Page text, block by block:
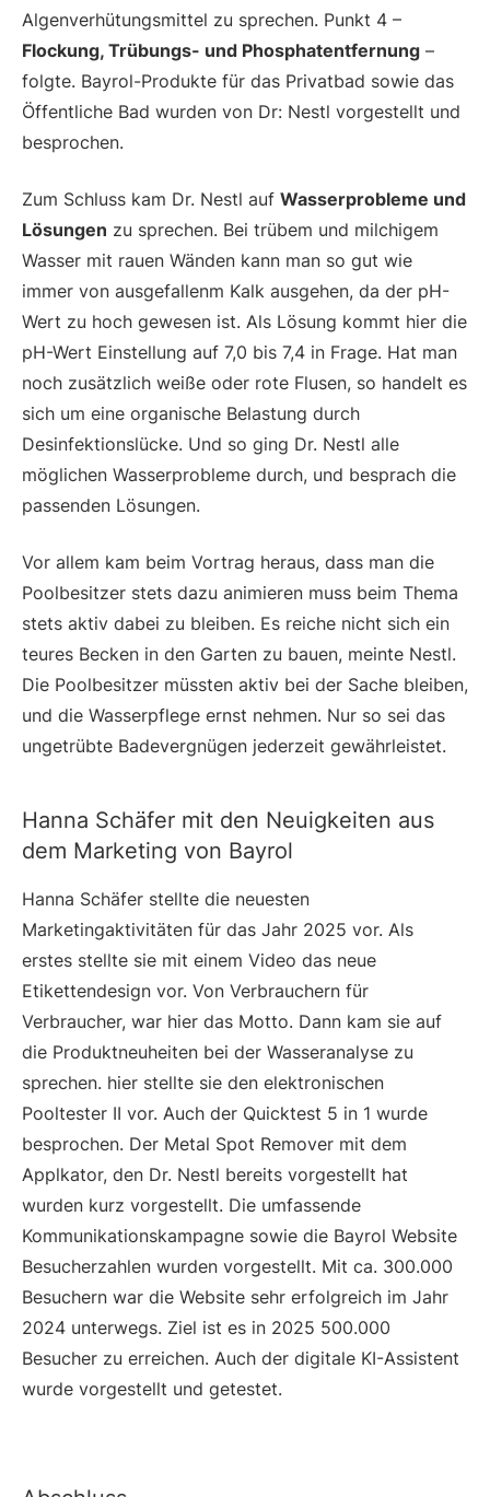
Algenverhütungsmittel zu sprechen. Punkt 4 –
Flockung, Trübungs- und Phosphatentfernung –
folgte. Bayrol-Produkte für das Privatbad sowie das
Öffentliche Bad wurden von Dr: Nestl vorgestellt und
besprochen.
Zum Schluss kam Dr. Nestl auf Wasserprobleme und
Lösungen zu sprechen. Bei trübem und milchigem
Wasser mit rauen Wänden kann man so gut wie
immer von ausgefallenm Kalk ausgehen, da der pH-
Wert zu hoch gewesen ist. Als Lösung kommt hier die
pH-Wert Einstellung auf 7,0 bis 7,4 in Frage. Hat man
noch zusätzlich weiße oder rote Flusen, so handelt es
sich um eine organische Belastung durch
Desinfektionslücke. Und so ging Dr. Nestl alle
möglichen Wasserprobleme durch, und besprach die
passenden Lösungen.
Vor allem kam beim Vortrag heraus, dass man die
Poolbesitzer stets dazu animieren muss beim Thema
stets aktiv dabei zu bleiben. Es reiche nicht sich ein
teures Becken in den Garten zu bauen, meinte Nestl.
Die Poolbesitzer müssten aktiv bei der Sache bleiben,
und die Wasserpflege ernst nehmen. Nur so sei das
ungetrübte Badevergnügen jederzeit gewährleistet.
Hanna Schäfer mit den Neuigkeiten aus
dem Marketing von Bayrol
Hanna Schäfer stellte die neuesten
Marketingaktivitäten für das Jahr 2025 vor. Als
erstes stellte sie mit einem Video das neue
Etikettendesign vor. Von Verbrauchern für
Verbraucher, war hier das Motto. Dann kam sie auf
die Produktneuheiten bei der Wasseranalyse zu
sprechen. hier stellte sie den elektronischen
Pooltester II vor. Auch der Quicktest 5 in 1 wurde
besprochen. Der Metal Spot Remover mit dem
Applkator, den Dr. Nestl bereits vorgestellt hat
wurden kurz vorgestellt. Die umfassende
Kommunikationskampagne sowie die Bayrol Website
Besucherzahlen wurden vorgestellt. Mit ca. 300.000
Besuchern war die Website sehr erfolgreich im Jahr
2024 unterwegs. Ziel ist es in 2025 500.000
Besucher zu erreichen. Auch der digitale KI-Assistent
wurde vorgestellt und getestet.